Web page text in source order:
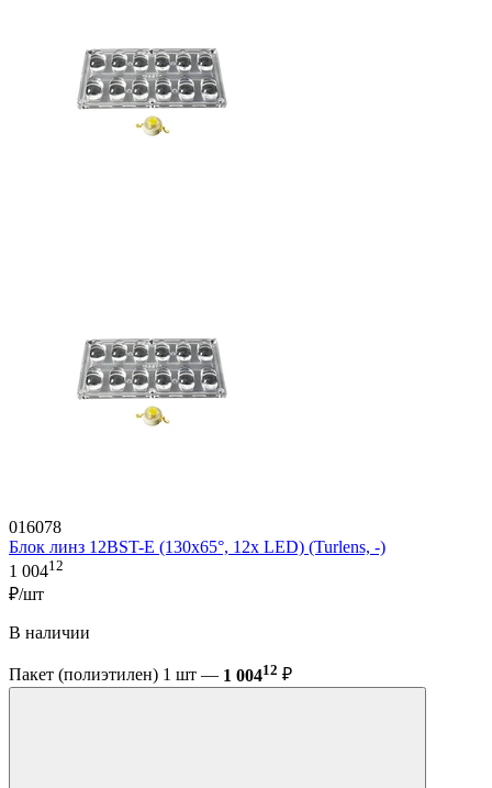
016078
Блок линз 12BST-E (130x65°, 12x LED) (Turlens, -)
1 00412
₽/шт
В наличии
Пакет (полиэтилен) 1 шт — 1 00412 ₽